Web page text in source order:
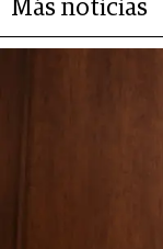
Más noticias